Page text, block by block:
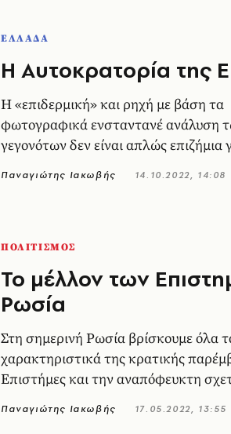
ΕΛΛΑΔΑ
H Αυτοκρατορία της
Η «επιδερμική» και ρηχή με βάση τα
φωτογραφικά ενσταντανέ ανάλυση
γεγονότων δεν είναι απλώς επιζήμια
Παναγιώτης Ιακωβής 14.10.2022, 14:08
ΠΟΛΙΤΙΣΜΟΣ
To μέλλον των
Ρωσία
Στη σημερινή Ρωσία βρίσκουμε όλα
χαρακτηριστικά της κρατικής
Επιστήμες και την αναπόφευκτη
Παναγιώτης Ιακωβής 17.05.2022, 13:55